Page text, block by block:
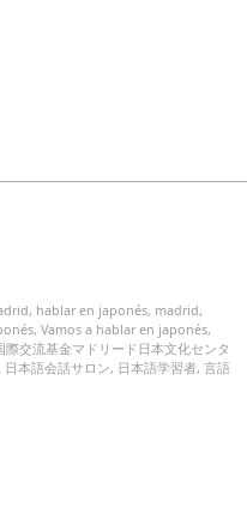
, hablar en japonés, madrid,
,Vamos a hablar en japonés,
際交流基金マドリード日本文化センタ
日本語会話サロン, 日本語学習者,言語